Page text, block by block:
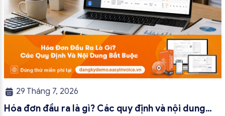
29 Tháng 7, 2026
Hóa đơn đầu ra là gì? Các quy định và nội dung